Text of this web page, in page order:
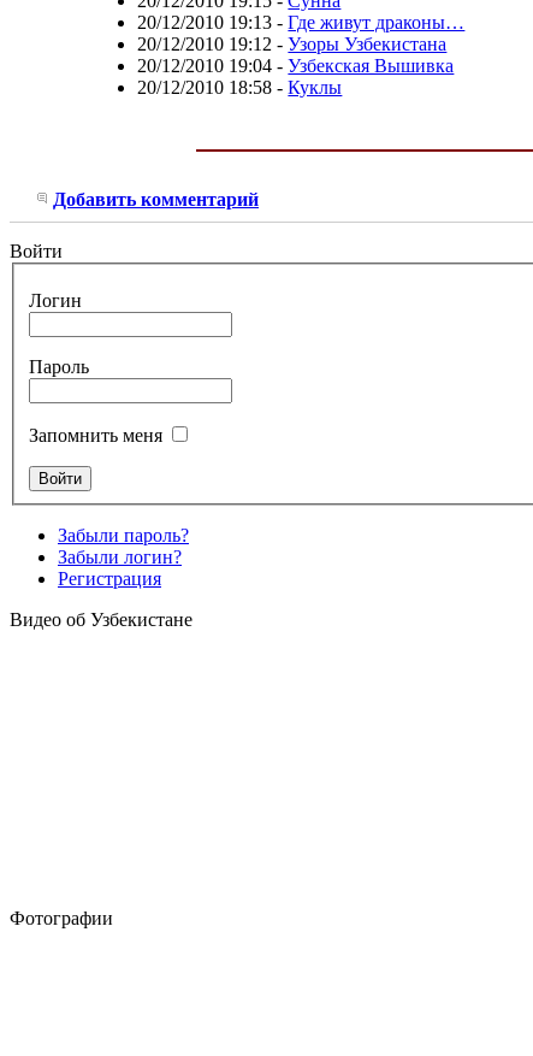
20/12/2010 19:13 -Где живут драконы…
20/12/2010 19:12 -Узоры Узбекистана
20/12/2010 19:04 -Узбекская Вышивка
20/12/2010 18:58 -Куклы
Добавить комментарий
Войти
Логин
Пароль
Запомнить меня
Забыли пароль?
Забыли логин?
Регистрация
Видео об Узбекистане
Фотографии